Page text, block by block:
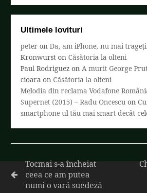
Ultimele lovituri
peter onDa, am iPhone, nu mai trageți
Kronwurst onCăsătoria la olteni
Paul Rodriguez on A murit George
cioara onCăsătoria la olteni
Melodia din reclama Vodafone
Supernet (2015) – Radu Oncescu on
smartphone-ul tău mai smart decât
Tocmai s-a încheiat
ceea ce am putea
numi o vară suedeză